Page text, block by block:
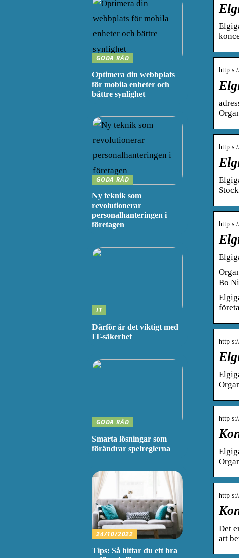
http
http
http
Bo
http
http
http
Det
att
GODA RÅD
Optimera din webbplats
för mobila enheter och
bättre synlighet
GODA RÅD
Ny teknik som
revolutionerar
personalhanteringen i
företagen
IT
Därför är det viktigt med
IT-säkerhet
GODA RÅD
Smarta lösningar som
förändrar spelreglerna
24/10/2022
Tips: Så hittar du ett bra